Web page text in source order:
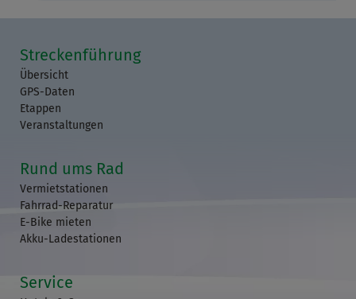
Streckenführung
Übersicht
GPS-Daten
Etappen
Veranstaltungen
Rund ums Rad
Vermietstationen
Fahrrad-Reparatur
E-Bike mieten
Akku-Ladestationen
Service